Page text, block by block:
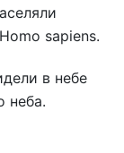
sapiens.
в небе
неба.